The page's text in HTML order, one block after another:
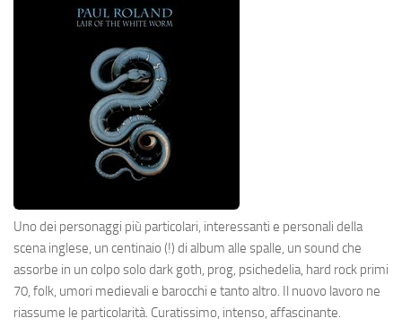
Uno dei personaggi più particolari, interessanti e personali della
scena inglese, un centinaio (!) di album alle spalle, un sound che
assorbe in un colpo solo dark goth, prog, psichedelia, hard rock primi
70, folk, umori medievali e barocchi e tanto altro. Il nuovo lavoro ne
riassume le particolarità. Curatissimo, intenso, affascinante.